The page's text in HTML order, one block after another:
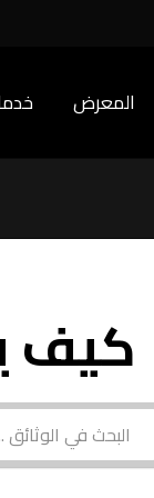
المعرض
كيف